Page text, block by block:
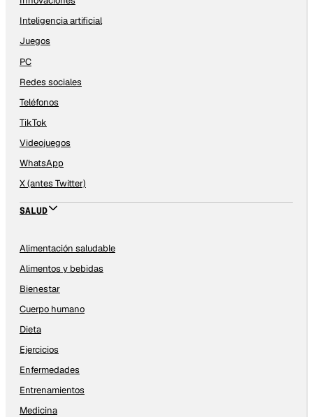
Inteligencia artificial
Juegos
PC
Redes sociales
Teléfonos
TikTok
Videojuegos
WhatsApp
X (antes Twitter)
SALUD
Alimentación saludable
Alimentos y bebidas
Bienestar
Cuerpo humano
Dieta
Ejercicios
Enfermedades
Entrenamientos
Medicina